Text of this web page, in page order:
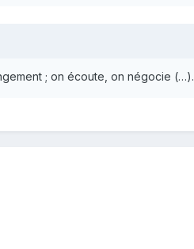
; on écoute, on négocie (…).